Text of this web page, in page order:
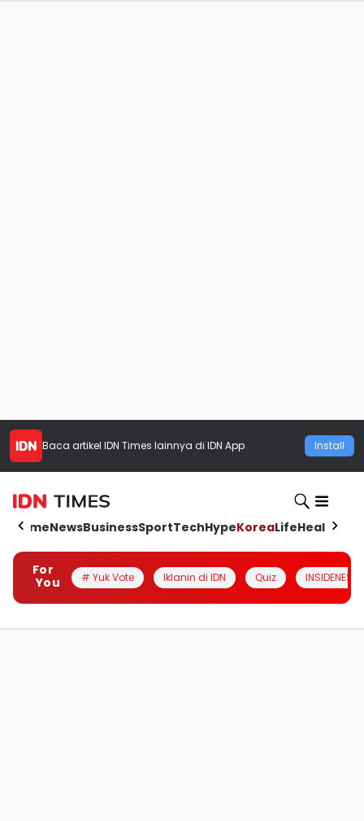
Baca artikel IDN Times lainnya di IDN App Install
HomeNewsBusinessSportTechHypeKoreaLifeHealth
For
You
# Yuk Vote Iklanin di IDN Quiz INSIDENESIA